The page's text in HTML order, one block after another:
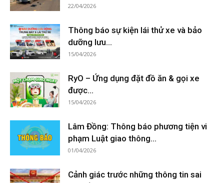
22/04/2026
Thông báo sự kiện lái thử xe và bảo
dưỡng lưu...
15/04/2026
RyO – Ứng dụng đặt đồ ăn & gọi xe
được...
15/04/2026
Lâm Đồng: Thông báo phương tiện vi
phạm Luật giao thông...
01/04/2026
Cảnh giác trước những thông tin sai